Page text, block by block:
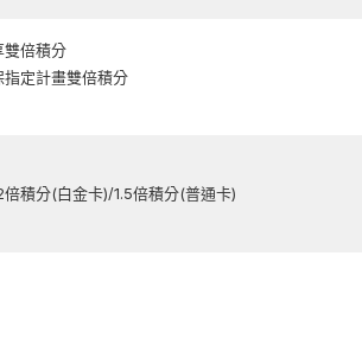
雙倍積分
指定計畫雙倍積分
積分(白金卡)/1.5倍積分(普通卡)